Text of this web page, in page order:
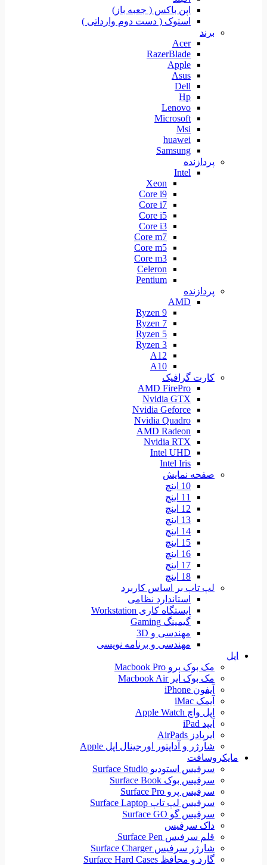
اپن باکس ( جعبه باز)
استوک ( دست دوم وارداتی )
برند
Acer
RazerBlade
Apple
Asus
Dell
Hp
Lenovo
Microsoft
Msi
huawei
Samsung
پردازنده
Intel
Xeon
Core i9
Core i7
Core i5
Core i3
Core m7
Core m5
Core m3
Celeron
Pentium
پردازنده
AMD
Ryzen 9
Ryzen 7
Ryzen 5
Ryzen 3
A12
A10
کارت گرافیک
AMD FirePro
Nvidia GTX
Nvidia Geforce
Nvidia Quadro
AMD Radeon
Nvidia RTX
Intel UHD
Intel Iris
صفحه نمایش
10 اینچ
11 اینچ
12 اینچ
13 اینچ
14 اینچ
15 اینچ
16 اینچ
17 اینچ
18 اینچ
لپ تاپ بر اساس کاربرد
استاندارد نظامی
ایستگاه کاری Workstation
گیمینگ Gaming
مهندسی و 3D
مهندسی و برنامه نویسی
اپل
مک بوک پرو Macbook Pro
مک بوک ایر Macbook Air
آیفون iPhone
آیمک iMac
اپل واچ Apple Watch
آیپد iPad
ایرپادز AirPads
شارژر و آداپتور اورجینال اپل Apple
مایکروسافت
سرفیس استودیو Surface Studio
سرفیس بوک Surface Book
سرفیس پرو Surface Pro
سرفیس لپ تاپ Surface Laptop
سرفیس گو Surface GO
داک سرفیس
قلم سرفیس Surface Pen
شارژر سرفیس Surface Charger
گارد و محافظ Surface Hard Cases